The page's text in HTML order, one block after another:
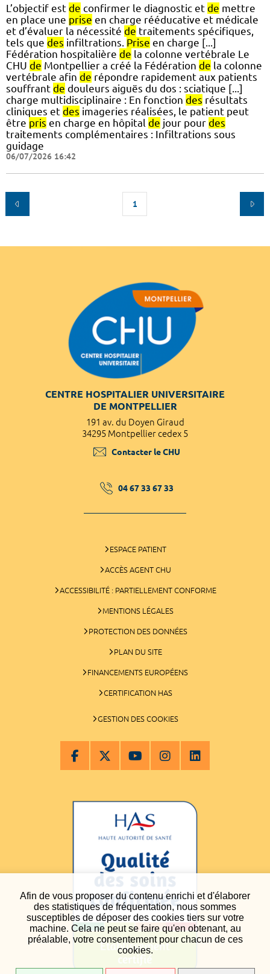
Afin de vous proposer du contenu enrichi et d'élaborer
des statistiques de fréquentation, nous sommes
susceptibles de déposer des cookies tiers sur votre
machine. Cela ne peut se faire qu'en obtenant, au
préalable, votre consentement pour chacun de ces
cookies.
L’objectif est de confirmer le diagnostic et de mettre
en place une prise en charge rééducative et médicale
et d’évaluer la nécessité de traitements spécifiques,
tels que des infiltrations. Prise en charge [...]
Fédération hospitalière de la colonne vertébrale Le
CHU de Montpellier a créé la Fédération de la colonne
vertébrale afin de répondre rapidement aux patients
souffrant de douleurs aiguës du dos : sciatique [...]
charge multidisciplinaire : En fonction des résultats
cliniques et des imageries réalisées, le patient peut
être pris en charge en hôpital de jour pour des
traitements complémentaires : Infiltrations sous
guidage
06/07/2026 16:42
1
CENTRE HOSPITALIER UNIVERSITAIRE
DE MONTPELLIER
191 av. du Doyen Giraud
34295 Montpellier cedex 5
Contacter le CHU
04 67 33 67 33
ESPACE PATIENT
ACCÈS AGENT CHU
ACCESSIBILITÉ : PARTIELLEMENT CONFORME
MENTIONS LÉGALES
PROTECTION DES DONNÉES
PLAN DU SITE
FINANCEMENTS EUROPÉENS
CERTIFICATION HAS
GESTION DES COOKIES